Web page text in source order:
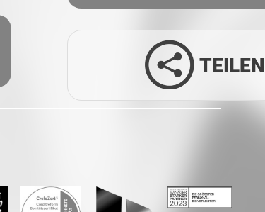
Whatsapp
TEILEN